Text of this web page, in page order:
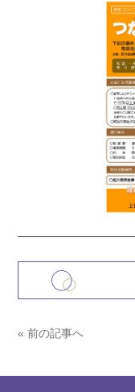
« 前の記事へ